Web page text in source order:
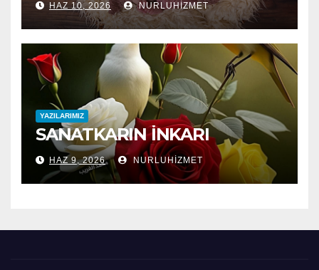
HAZ 10, 2026 NURLUHIZMET
YAZILARIMIZ
SANATKARIN İNKARI
HAZ 9, 2026 NURLUHIZMET